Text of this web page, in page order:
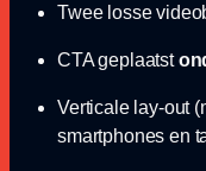
Twee losse
CTA geplaatst
Verticale lay-out
smartphones en